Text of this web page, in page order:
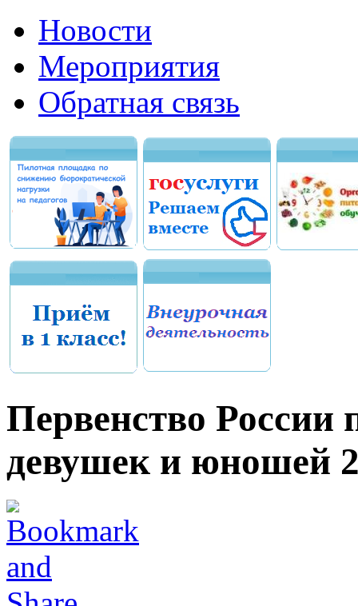
Новости
Мероприятия
Обратная связь
Первенство России
девушек и юношей